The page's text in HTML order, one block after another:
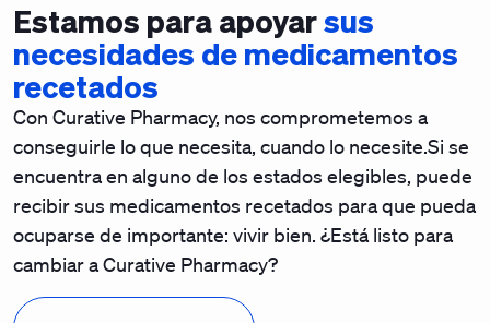
Estamos para apoyarsus
necesidades de medicamentos
recetados
Con Curative Pharmacy, nos comprometemos a
conseguirle lo que necesita, cuando lo necesite.Si se
encuentra en alguno de los estados elegibles, puede
recibir sus medicamentos recetados para que pueda
ocuparse de importante: vivir bien. ¿Está listo para
cambiar a Curative Pharmacy?